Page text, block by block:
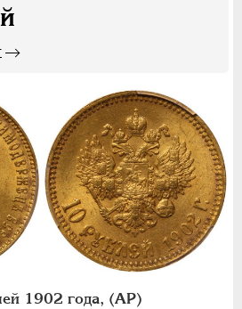
1902 года, (АР)